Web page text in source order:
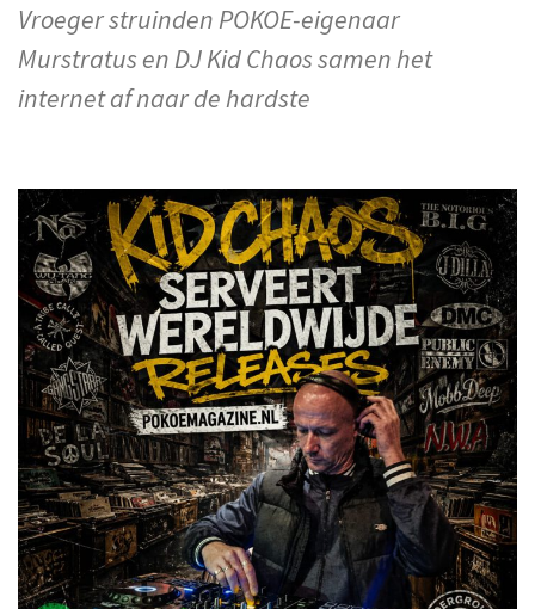
Vroeger struinden POKOE-eigenaar
Murstratus en DJ Kid Chaos samen het
internet af naar de hardste